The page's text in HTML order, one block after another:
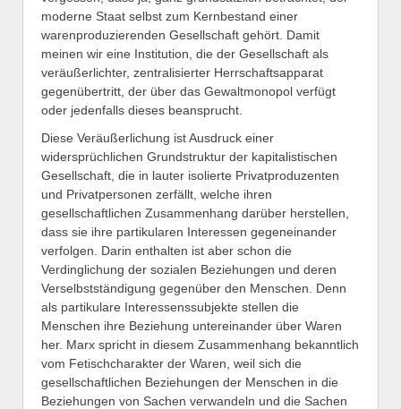
moderne Staat selbst zum Kernbestand einer
warenproduzierenden Gesellschaft gehört. Damit
meinen wir eine Institution, die der Gesellschaft als
veräußerlichter, zentralisierter Herrschaftsapparat
gegenübertritt, der über das Gewaltmonopol verfügt
oder jedenfalls dieses beansprucht.
Diese Veräußerlichung ist Ausdruck einer
widersprüchlichen Grundstruktur der kapitalistischen
Gesellschaft, die in lauter isolierte Privatproduzenten
und Privatpersonen zerfällt, welche ihren
gesellschaftlichen Zusammenhang darüber herstellen,
dass sie ihre partikularen Interessen gegeneinander
verfolgen. Darin enthalten ist aber schon die
Verdinglichung der sozialen Beziehungen und deren
Verselbstständigung gegenüber den Menschen. Denn
als partikulare Interessenssubjekte stellen die
Menschen ihre Beziehung untereinander über Waren
her. Marx spricht in diesem Zusammenhang bekanntlich
vom Fetischcharakter der Waren, weil sich die
gesellschaftlichen Beziehungen der Menschen in die
Beziehungen von Sachen verwandeln und die Sachen